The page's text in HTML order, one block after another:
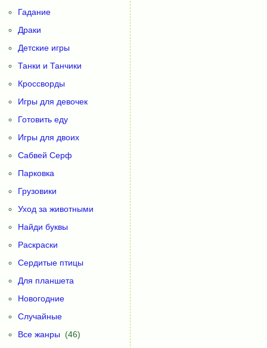
Гадание
Драки
Детские игры
Танки и Танчики
Кроссворды
Игры для девочек
Готовить еду
Игры для двоих
Сабвей Серф
Парковка
Грузовики
Уход за животными
Найди буквы
Раскраски
Сердитые птицы
Для планшета
Новогодние
Случайные
Все жанры (46)